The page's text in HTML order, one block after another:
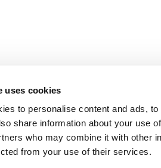
uses cookies
to personalise content and ads,
share information about your use
who may combine it with other
from your use of their services.